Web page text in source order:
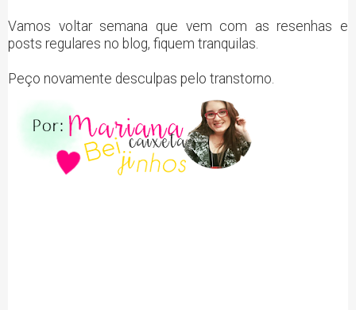
Vamos voltar semana que vem com as resenhas e
posts regulares no blog, fiquem tranquilas.
Peço novamente desculpas pelo transtorno.